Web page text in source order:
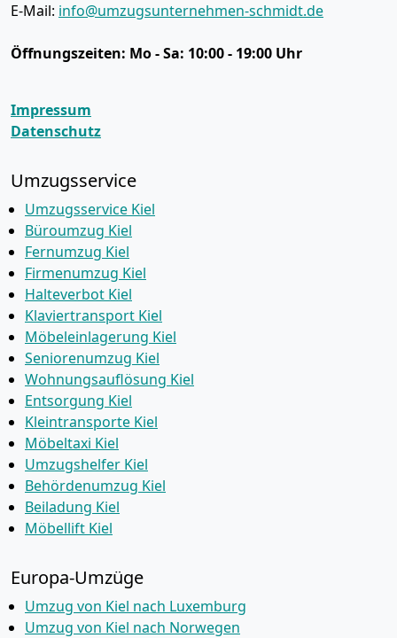
E-Mail: info@umzugsunternehmen-schmidt.de
Öffnungszeiten: Mo - Sa: 10:00 - 19:00 Uhr
Impressum
Datenschutz
Umzugsservice
Umzugsservice Kiel
Büroumzug Kiel
Fernumzug Kiel
Firmenumzug Kiel
Halteverbot Kiel
Klaviertransport Kiel
Möbeleinlagerung Kiel
Seniorenumzug Kiel
Wohnungsauflösung Kiel
Entsorgung Kiel
Kleintransporte Kiel
Möbeltaxi Kiel
Umzugshelfer Kiel
Behördenumzug Kiel
Beiladung Kiel
Möbellift Kiel
Europa-Umzüge
Umzug von Kiel nach Luxemburg
Umzug von Kiel nach Norwegen